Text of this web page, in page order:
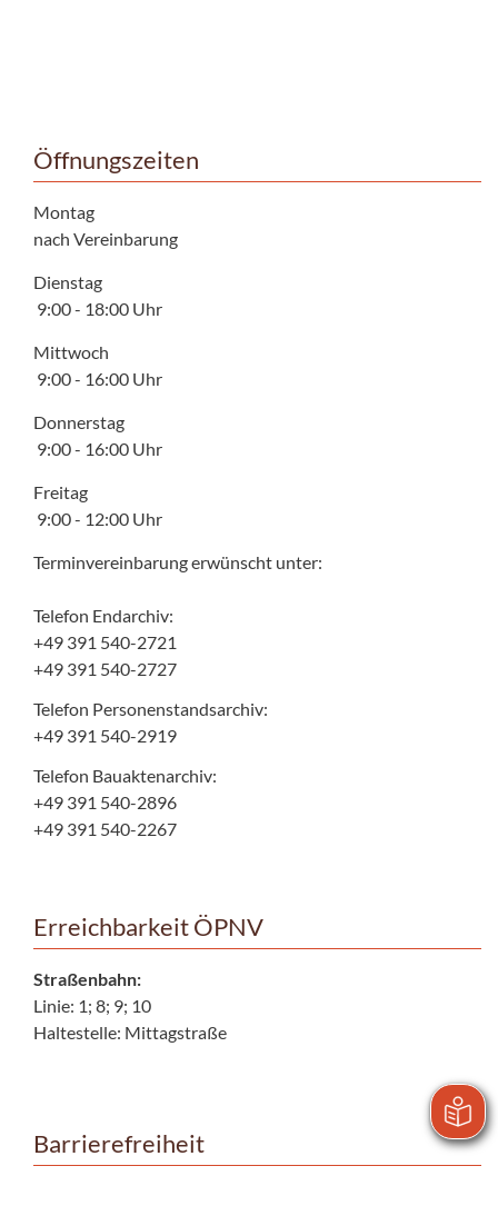
Öffnungszeiten
Montag
nach Vereinbarung
Dienstag
9:00 - 18:00 Uhr
Mittwoch
9:00 - 16:00 Uhr
Donnerstag
9:00 - 16:00 Uhr
Freitag
9:00 - 12:00 Uhr
Terminvereinbarung erwünscht unter:
Telefon Endarchiv:
+49 391 540-2721
+49 391 540-2727
Telefon Personenstandsarchiv:
+49 391 540-2919
Telefon Bauaktenarchiv:
+49 391 540-2896
+49 391 540-2267
Erreichbarkeit ÖPNV
Straßenbahn:
Linie: 1; 8; 9; 10
Haltestelle: Mittagstraße
Barrierefreiheit